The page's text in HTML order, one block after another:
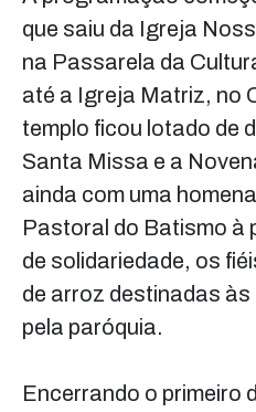
que saiu da Igreja
na Passarela da
até a Igreja Matriz, no
templo ficou lotado de
Santa Missa e a
ainda com uma
Pastoral do Batismo à
de solidariedade, os
de arroz destinadas
pela paróquia.
Encerrando o primeiro